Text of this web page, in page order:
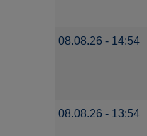
08.08.26 - 14:54
08.08.26 - 13:54